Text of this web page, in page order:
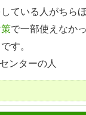
ている人がちら
で一部使えなか
す。
ンターの人